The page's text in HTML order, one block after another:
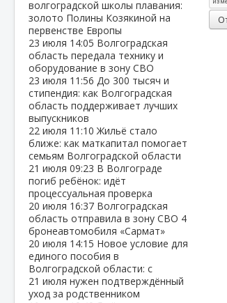
волгоградской школы плавания:
золото Полины Козякиной на
первенстве Европы
23 июля 14:05 Волгоградская
область передала технику и
оборудование в зону СВО
23 июля 11:56 До 300 тысяч и
стипендия: как Волгоградская
область поддерживает лучших
выпускников
22 июля 11:10Жильё стало
ближе: как маткапитал помогает
семьям Волгоградской области
21 июля 09:23 В Волгограде
погиб ребёнок: идёт
процессуальная проверка
20 июля 16:37 Волгоградская
область отправила в зону СВО 4
бронеавтомобиля «Сармат»
20 июля 14:15 Новое условие для
единого пособия в
Волгоградской области: с
21 июля нужен подтверждённый
уход за родственником